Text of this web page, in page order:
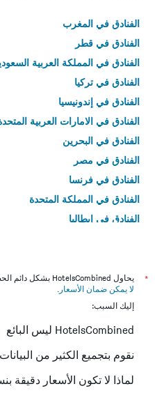
الفنادق في المغرب
الفنادق في قطر
الفنادق في المملكة العربية
الفنادق في تركيا
الفنادق في إندونيسيا
الفنادق في الامارات العربية
الفنادق في البحرين
الفنادق في مصر
الفنادق في فرنسا
الفنادق في المملكة المتحدة
الفنادق في إيطاليا
*
يحاول HotelsCombined بشكل دائم الحصول على الأسعار الدقيقة، ولكن
لا يمكن ضمان الأسعار .
إليك السبب:
HotelsCombined ليس البائع
نقوم بتجميع الكثير من
لماذا لا تكون الأسعار دقيقة بنسبة